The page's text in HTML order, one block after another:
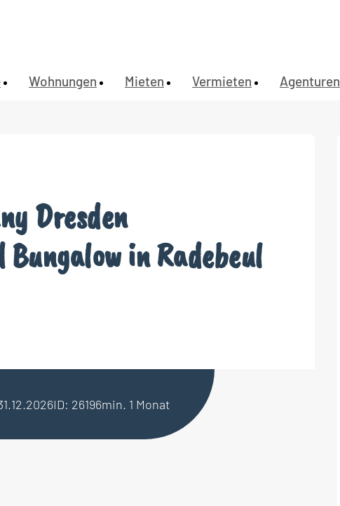
Wohnungen Mieten Vermieten Agenturen
Dresden
in Radebeul
ID: 26196min. 1 Monat